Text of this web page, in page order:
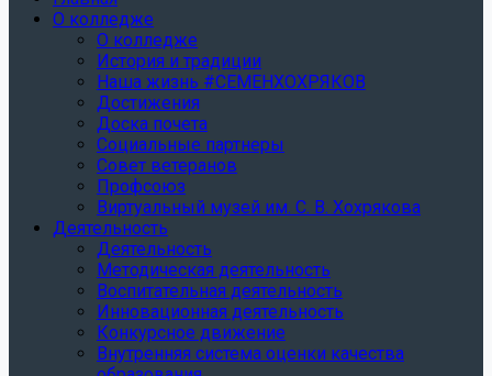
О колледже
О колледже
История и традиции
Наша жизнь #СЕМЕНХОХРЯКОВ
Достижения
Доска почета
Социальные партнеры
Совет ветеранов
Профсоюз
Виртуальный музей им. С. В. Хохрякова
Деятельность
Деятельность
Методическая деятельность
Воспитательная деятельность
Инновационная деятельность
Конкурсное движение
Внутренняя система оценки качества